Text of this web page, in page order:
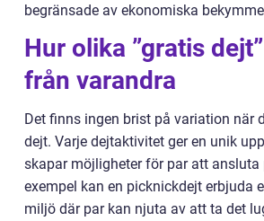
begränsade av ekonomiska
Hur olika ”gratis
från varandra
Det finns ingen brist på variation när
dejt. Varje dejtaktivitet ger en unik
skapar möjligheter för par att
exempel kan en picknickdejt erbjuda
miljö där par kan njuta av att ta det